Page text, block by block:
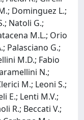
Dominguez L.;
Natoli G.;
M.L.; Orio
Palasciano G.;
M.D.; Fabio
N.;
M.; Leoni S.;
E.; Lenti M.V.;
R.; Beccati V.;